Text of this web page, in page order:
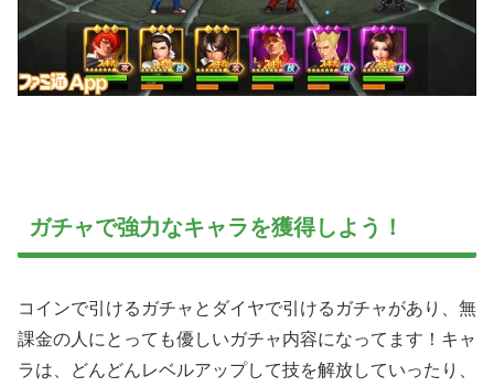
ガチャで強力なキャラを獲得しよう！
コインで引けるガチャとダイヤで引けるガチャがあり、無
課金の人にとっても優しいガチャ内容になってます！キャ
ラは、どんどんレベルアップして技を解放していったり、